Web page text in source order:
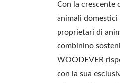
Con la crescente
animali domestici
proprietari di
combinino
WOODEVER
con la sua